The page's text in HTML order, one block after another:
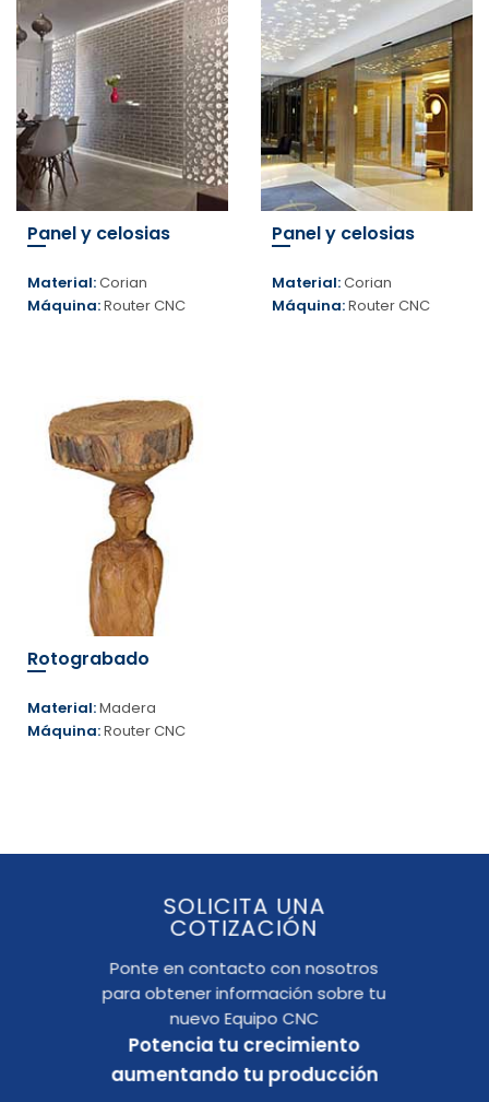
Panel y celosias
Material:Corian
Máquina:Router CNC
Panel y celosias
Material:Corian
Máquina:Router CNC
Rotograbado
Material:Madera
Máquina:Router CNC
SOLICITA UNA
COTIZACIÓN
Ponte en contacto con nosotros
para obtener información sobre tu
nuevo Equipo CNC
Potencia tu crecimiento
aumentando tu producción